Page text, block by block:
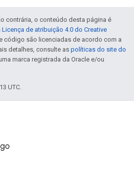
contrária, o conteúdo desta página é
Licença de atribuição 4.0 do Creative
código são licenciadas de acordo com a
detalhes, consulte as políticas do site do
marca registrada da Oracle e/ou
UTC.